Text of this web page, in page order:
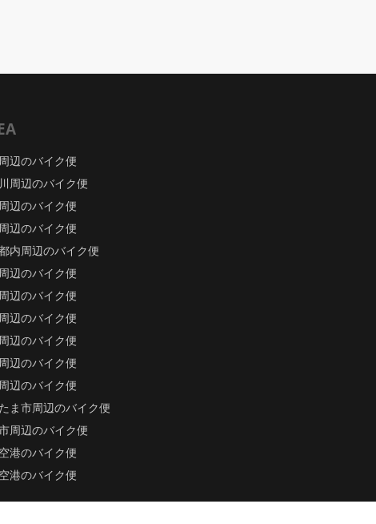
辺のバイク便
周辺のバイク便
辺のバイク便
辺のバイク便
内周辺のバイク便
辺のバイク便
辺のバイク便
辺のバイク便
辺のバイク便
辺のバイク便
辺のバイク便
ま市周辺のバイク便
周辺のバイク便
港のバイク便
港のバイク便